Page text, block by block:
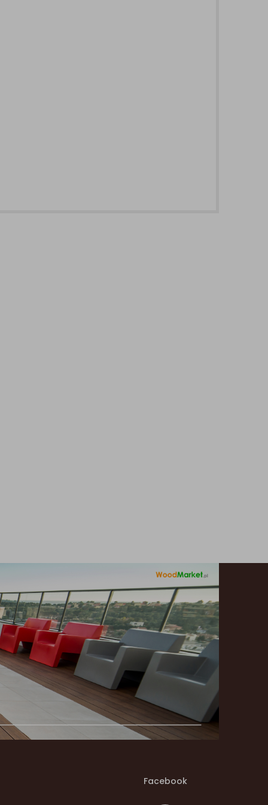
Facebook